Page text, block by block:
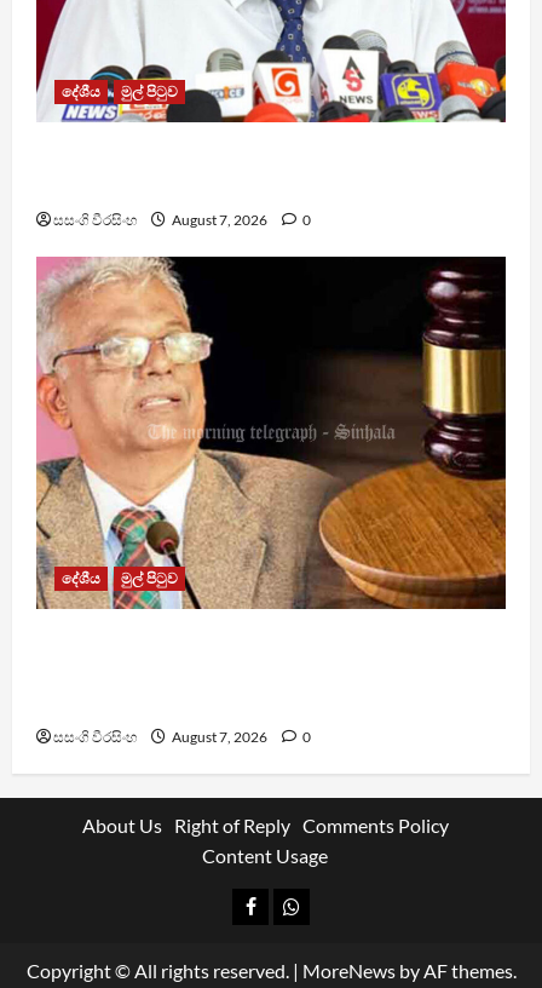
දේශීය මුල් පිටුව
සසංගි වීරසිංහ August 7, 2026 0
දේශීය මුල් පිටුව
සසංගි වීරසිංහ August 7, 2026 0
About Us Right of Reply Comments Policy
Content Usage
FacebookWhatsapp
Copyright © All rights reserved. | MoreNewsby AF themes.